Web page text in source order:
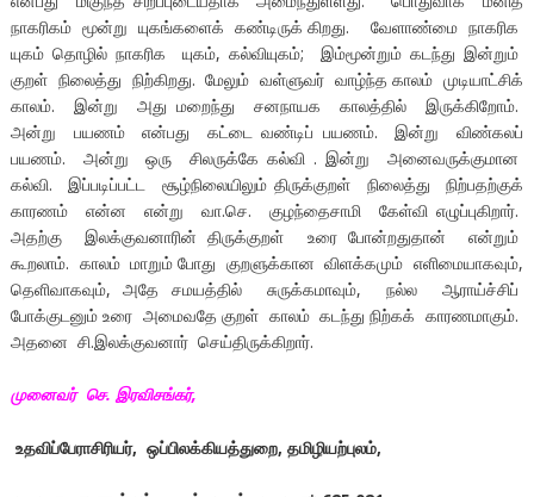
நாகரிகம் மூன்று யுகங்களைக் கண்டிருக் கிறது. வேளாண்மை நாகரிக
யுகம் தொழில் நாகரிக யுகம், கல்வியுகம்; இம்மூன்றும் கடந்து இன்றும்
குறள் நிலைத்து நிற்கிறது. மேலும் வள்ளுவர் வாழ்ந்த காலம் முடியாட்சிக்
காலம். இன்று அது மறைந்து சனநாயக காலத்தில் இருக்கிறோம்.
அன்று பயணம் என்பது கட்டை வண்டிப் பயணம். இன்று விண்கலப்
பயணம். அன்று ஒரு சிலருக்கே கல்வி . இன்று அனைவருக்குமான
கல்வி. இப்படிப்பட்ட சூழ்நிலையிலும் திருக்குறள் நிலைத்து நிற்பதற்குக்
காரணம் என்ன என்று வா.செ. குழந்தைசாமி கேள்வி எழுப்புகிறார்.
அதற்கு இலக்குவனாரின் திருக்குறள் உரை போன்றதுதான் என்றும்
கூறலாம். காலம் மாறும் போது குறளுக்கான விளக்கமும் எளிமையாகவும்,
தெளிவாகவும், அதே சமயத்தில் சுருக்கமாவும், நல்ல ஆராய்ச்சிப்
போக்குடனும் உரை அமைவதே குறள் காலம் கடந்து நிற்கக் காரணமாகும்.
அதனை சி.இலக்குவனார் செய்திருக்கிறார்.
முனைவர் செ. இரவிசங்கர்,
உதவிப்பேராசிரியர், ஒப்பிலக்கியத்துறை, தமிழியற்புலம்,